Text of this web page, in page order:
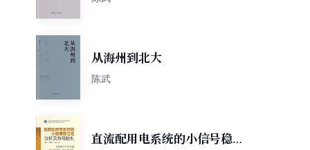
从海州到北大
陈武
直流配用电系统的小信号稳定